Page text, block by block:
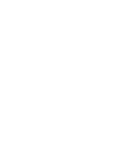
бутонами;
композиції
з новинок ідеальні